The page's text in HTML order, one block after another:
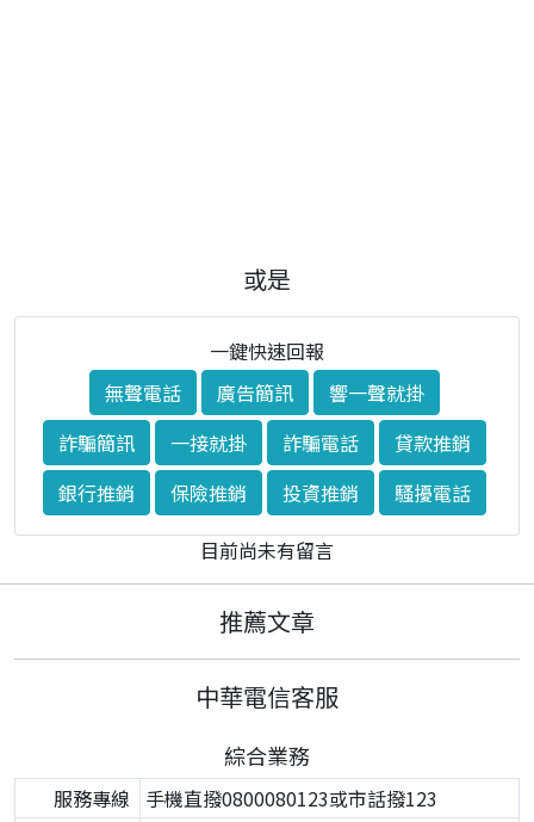
或是
一鍵快速回報
無聲電話
廣告簡訊
響一聲就掛
詐騙簡訊
一接就掛 詐騙電話
貸款推銷
銀行推銷
保險推銷 投資推銷
騷擾電話
目前尚未有留言
推薦文章
中華電信客服
綜合業務
服務專線
手機直撥0800080123或市話撥123